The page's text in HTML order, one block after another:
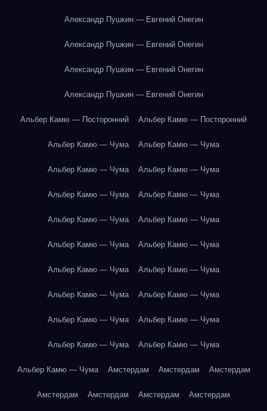
Александр Пушкин — Евгений Онегин
Александр Пушкин — Евгений Онегин
Александр Пушкин — Евгений Онегин
Александр Пушкин — Евгений Онегин
Альбер Камю — Посторонний Альбер Камю — Посторонний
Альбер Камю — Чума Альбер Камю — Чума
Альбер Камю — Чума Альбер Камю — Чума
Альбер Камю — Чума Альбер Камю — Чума
Альбер Камю — Чума Альбер Камю — Чума
Альбер Камю — Чума Альбер Камю — Чума
Альбер Камю — Чума Альбер Камю — Чума
Альбер Камю — Чума Альбер Камю — Чума
Альбер Камю — Чума Альбер Камю — Чума
Альбер Камю — Чума Альбер Камю — Чума
Альбер Камю — Чума Амстердам Амстердам Амстердам
Амстердам Амстердам Амстердам Амстердам